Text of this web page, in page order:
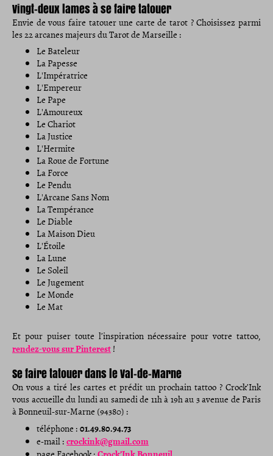
Vingt-deux lames à se faire tatouer
Envie de vous faire tatouer une carte de tarot ? Choisissez parmi
les 22 arcanes majeurs du Tarot de Marseille :
Le Bateleur
La Papesse
L'Impératrice
L'Empereur
Le Pape
L'Amoureux
Le Chariot
La Justice
L'Hermite
La Roue de Fortune
La Force
Le Pendu
L'Arcane Sans Nom
La Tempérance
Le Diable
La Maison Dieu
L'Étoile
La Lune
Le Soleil
Le Jugement
Le Monde
Le Mat
Et pour puiser toute l’inspiration nécessaire pour votre tattoo,
rendez-vous sur Pinterest!
Se faire tatouer dans le Val-de-Marne
On vous a tiré les cartes et prédit un prochain tattoo ? Crock’Ink
vous accueille du lundi au samedi de 11h à 19h au 3 avenue de Paris
à Bonneuil-sur-Marne (94380) :
téléphone :01.49.80.94.73
e-mail :crockink@gmail.com